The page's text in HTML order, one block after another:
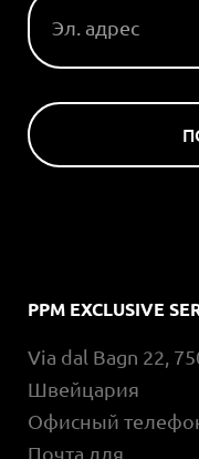
PPM EXCLUSIVE
Via dal Bagn 22,
Швейцария
Офисный
Почта для